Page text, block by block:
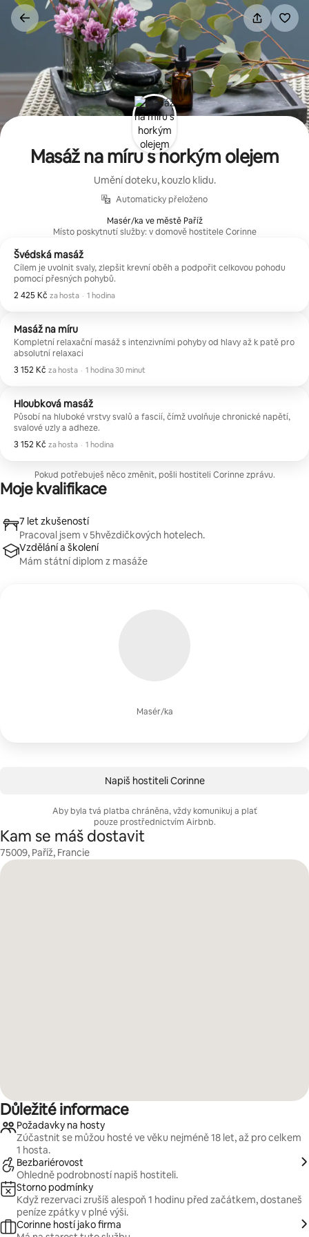
Přeskočit
obsah
Masáž na míru s horkým olejem
Umění doteku, kouzlo klidu.
Automaticky přeloženo
Masér/ka ve městě Paříž
Místo poskytnutí služby: v domově hostitele Corinne
Švédská masáž
Cílem je uvolnit svaly, zlepšit krevní oběh a podpořit celkovou pohodu
pomocí přesných pohybů.
2 425 Kč za hosta
2 425 Kč za hosta
, · 1 hodina
Masáž na míru
Kompletní relaxační masáž s intenzivními pohyby od hlavy až k patě pro
absolutní relaxaci
3 152 Kč za hosta
3 152 Kč za hosta
, · 1 hodina 30 minut
Hloubková masáž
Působí na hluboké vrstvy svalů a fascií, čímž uvolňuje chronické napětí,
svalové uzly a adheze.
3 152 Kč za hosta
3 152 Kč za hosta
, · 1 hodina
Pokud potřebuješ něco změnit, pošli hostiteli Corinne zprávu.
Moje kvalifikace
Masér/ka
7 let zkušeností
Pracoval jsem v 5hvězdičkových hotelech.
Vzdělání a školení
Mám státní diplom z masáže
Napiš hostiteli Corinne
Aby byla tvá platba chráněna, vždy komunikuj a plať
pouze prostřednictvím Airbnb.
Kam se máš dostavit
75009, Paříž, Francie
Důležité informace
Požadavky na hosty
Zúčastnit se můžou hosté ve věku nejméně 18 let, až pro celkem
1 hosta.
Bezbariérovost
Ohledně podrobností napiš hostiteli.
Storno podmínky
Když rezervaci zrušíš alespoň 1 hodinu před začátkem, dostaneš
peníze zpátky v plné výši.
Corinne hostí jako firma